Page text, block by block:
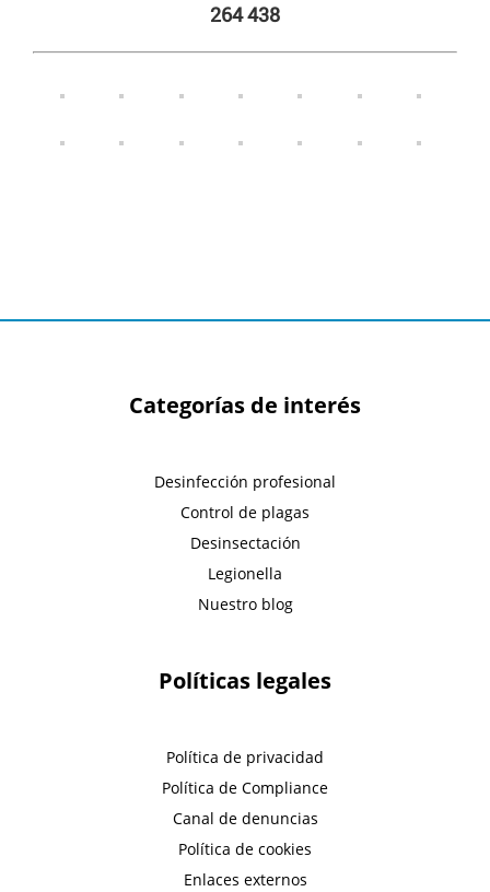
264 438
Categorías de interés
Desinfección profesional
Control de plagas
Desinsectación
Legionella
Nuestro blog
Políticas legales
Política de privacidad
Política de Compliance
Canal de denuncias
Política de cookies
Enlaces externos